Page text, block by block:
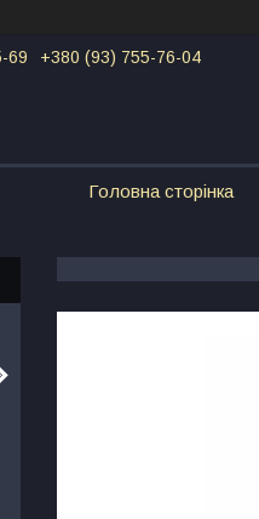
69 +380 (93) 755-76-04
Головна сторінка